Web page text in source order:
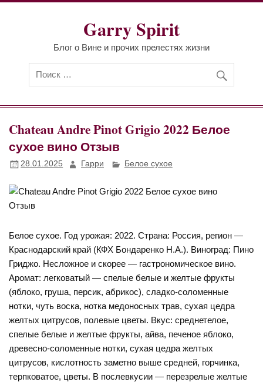
Перейти
Garry Spirit
Блог о Вине и прочих прелестях жизни
Chateau Andre Pinot Grigio 2022 Белое
сухое вино Отзыв
28.01.2025 Гарри Белое сухое
Белое сухое. Год урожая: 2022. Страна: Россия, регион —
Краснодарский край (КФХ Бондаренко Н.А.). Виноград: Пино
Гриджо. Несложное и скорее — гастрономическое вино.
Аромат: легковатый — спелые белые и желтые фрукты
(яблоко, груша, персик, абрикос), сладко-соломенные
нотки, чуть воска, нотка медоносных трав, сухая цедра
желтых цитрусов, полевые цветы. Вкус: среднетелое,
спелые белые и желтые фрукты, айва, печеное яблоко,
древесно-соломенные нотки, сухая цедра желтых
цитрусов, кислотность заметно выше средней, горчинка,
терпковатое, цветы. В послевкусии — перезрелые желтые